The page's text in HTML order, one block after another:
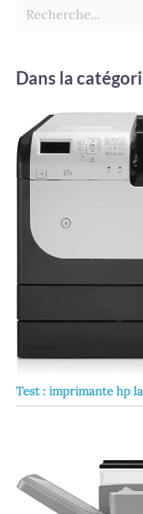
Dans la
Test : imprimante hp